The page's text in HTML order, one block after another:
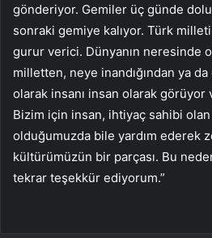
gönderiyor. Gemiler üç günde
sonraki gemiye kalıyor. Türk
gurur verici. Dünyanın neresinde
milletten, neye inandığından ya
olarak insanı insan olarak görüyor
Bizim için insan, ihtiyaç sahibi
olduğumuzda bile yardım ederek
kültürümüzün bir parçası. Bu
tekrar teşekkür ediyorum.”